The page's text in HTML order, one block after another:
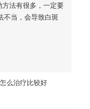
法有很多，一定要
不当，会导致白斑
么治疗比较好